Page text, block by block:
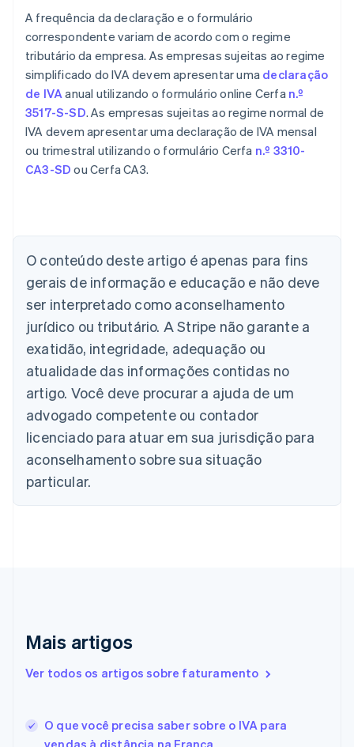
A frequência da declaração e o formulário
correspondente variam de acordo com o regime
tributário da empresa. As empresas sujeitas ao regime
simplificado do IVA devem apresentar uma declaração
de IVAanual utilizando o formulário online Cerfa n.º
3517-S-SD. As empresas sujeitas ao regime normal de
IVA devem apresentar uma declaração de IVA mensal
ou trimestral utilizando o formulário Cerfa n.º 3310-
CA3-SD ou Cerfa CA3.
O conteúdo deste artigo é apenas para fins
gerais de informação e educação e não deve
ser interpretado como aconselhamento
jurídico ou tributário. A Stripe não garante a
exatidão, integridade, adequação ou
atualidade das informações contidas no
artigo. Você deve procurar a ajuda de um
advogado competente ou contador
licenciado para atuar em sua jurisdição para
aconselhamento sobre sua situação
particular.
Mais artigos
Ver todos os artigos sobre faturamento
O que você precisa saber sobre o IVA para
vendas à distância na França
Alemanha
DeutschEnglish
Austrália
English
Áustria
Deutsch English
Bélgica
Nederlands Français DeutschEnglish
Brasil
Bulgária
English
Canadá
China continental
Eslováquia
Eslovênia
EspañolEnglish